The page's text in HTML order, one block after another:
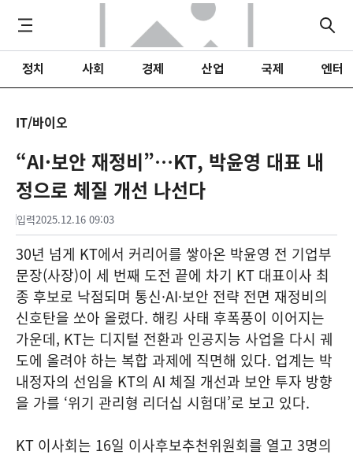
정치 사회 경제 산업 국제 엔터
IT/바이오
“AI·보안 재정비”…KT, 박윤영 대표 내
정으로 체질 개선 나선다
입력2025.12.16 09:03
30년 넘게 KT에서 커리어를 쌓아온 박윤영 전 기업부
문장(사장)이 세 번째 도전 끝에 차기 KT 대표이사 최
종 후보로 낙점되며 통신·AI·보안 전략 전면 재정비의
신호탄을 쏘아 올렸다. 해킹 사태 후폭풍이 이어지는
가운데, KT는 디지털 전환과 인공지능 사업을 다시 궤
도에 올려야 하는 복합 과제에 직면해 있다. 업계는 박
내정자의 선임을 KT의 AI 체질 개선과 보안 투자 방향
을 가를 ‘위기 관리형 리더십 시험대’로 보고 있다.
KT 이사회는 16일 이사후보추천위원회를 열고 3명의